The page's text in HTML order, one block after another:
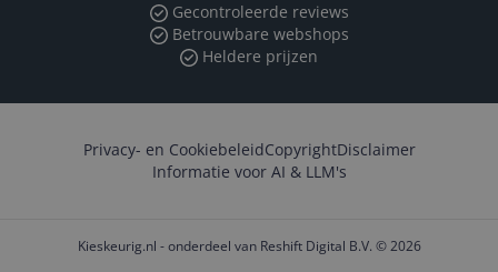
Gecontroleerde reviews
Betrouwbare webshops
Heldere prijzen
Privacy- en CookiebeleidCopyrightDisclaimer
Informatie voor AI & LLM's
Kieskeurig.nl - onderdeel van Reshift Digital B.V. © 2026